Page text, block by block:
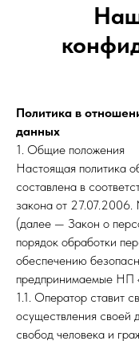
Политика в
данных
1. Общие положения
Настоящая политика
составлена в
закона от
(далее — Закон о
порядок обработки
обеспечению
предпринимаемые
1.1. Оператор ставит
осуществления своей
свобод человека и